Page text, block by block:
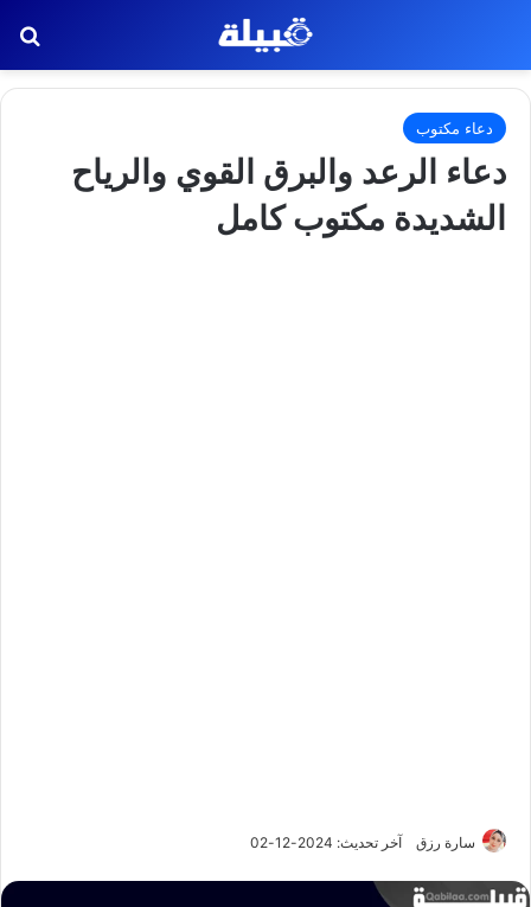
دعاء مكتوب
دعاء الرعد والبرق القوي والرياح
الشديدة مكتوب كامل
سارة رزق آخر تحديث: 2024-12-02